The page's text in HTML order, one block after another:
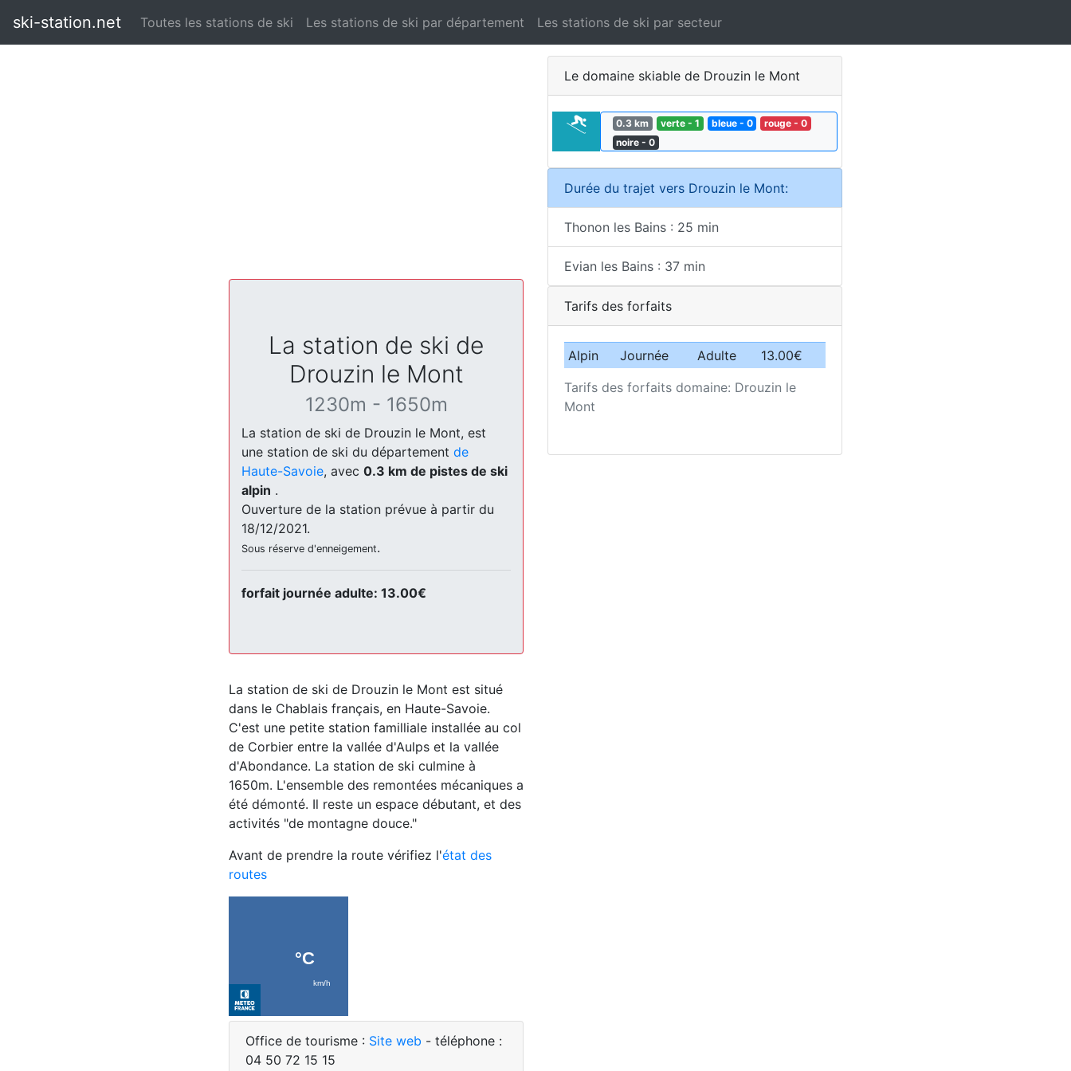
ski-station.net Toutes les stations de ski Les stations de ski par département Les stations de ski par secteur
La station de ski de
Drouzin le Mont
1230m - 1650m
La station de ski de Drouzin le Mont, est
une station de ski du département de
Haute-Savoie, avec 0.3 km de pistes de ski
alpin .
Ouverture de la station prévue à partir du
18/12/2021.
Sous réserve d'enneigement.
forfait journée adulte: 13.00€
La station de ski de Drouzin le Mont est situé
dans le Chablais français, en Haute-Savoie.
C'est une petite station familliale installée au col
de Corbier entre la vallée d'Aulps et la vallée
d'Abondance. La station de ski culmine à
1650m. L'ensemble des remontées mécaniques a
été démonté. Il reste un espace débutant, et des
activités "de montagne douce."
Avant de prendre la route vérifiez l'état des
routes
Office de tourisme : Site web - téléphone :
04 50 72 15 15
Le domaine skiable de Drouzin le Mont
0.3 km verte - 1 bleue - 0
rouge - 0
noire - 0
Durée du trajet vers Drouzin le Mont:
Thonon les Bains : 25 min
Evian les Bains : 37 min
Tarifs des forfaits
Tarifs des forfaits domaine: Drouzin le
Mont
Alpin Journée Adulte 13.00€